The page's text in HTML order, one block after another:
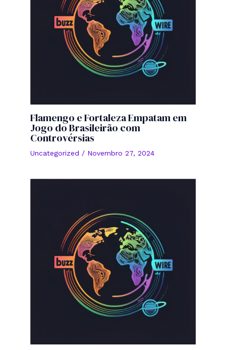
Flamengo e Fortaleza Empatam em
Jogo do Brasileirão com
Controvérsias
Uncategorized / Novembro 27, 2024